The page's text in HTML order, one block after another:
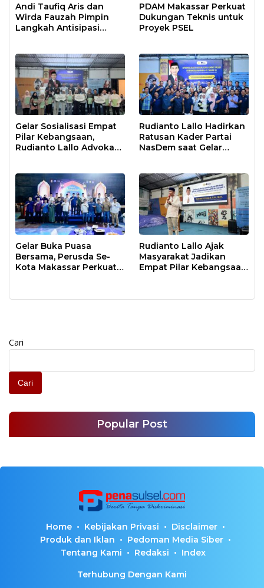
Andi Taufiq Aris dan
Wirda Fauzah Pimpin
Langkah Antisipasi
PDAM Makassar Perkuat
Dukungan Teknis untuk
Proyek PSEL
Gelar Sosialisasi Empat
Pilar Kebangsaan,
Rudianto Lallo Advokasi
Rudianto Lallo Hadirkan
Ratusan Kader Partai
NasDem saat Gelar
Gelar Buka Puasa
Bersama, Perusda Se-
Kota Makassar Perkuat
Rudianto Lallo Ajak
Masyarakat Jadikan
Empat Pilar Kebangsaan
Cari
Cari
Popular Post
Home Kebijakan Privasi
Disclaimer
Produk dan Iklan
Pedoman Media Siber
Tentang Kami
Redaksi Index
Terhubung Dengan Kami